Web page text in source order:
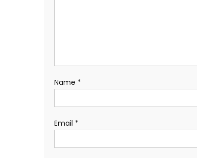
Name *
Email *